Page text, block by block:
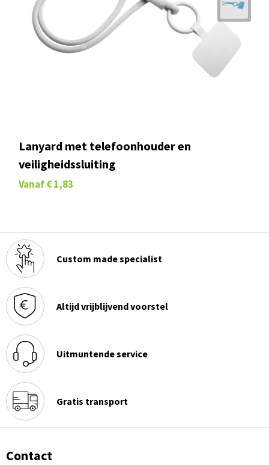
Lanyard met telefoonhouder en
veiligheidssluiting
Vanaf € 1,83
Custom made specialist
Altijd vrijblijvend voorstel
Uitmuntende service
Gratis transport
Contact